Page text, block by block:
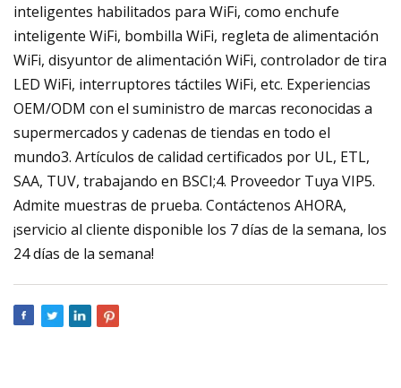
inteligentes habilitados para WiFi, como enchufe
inteligente WiFi, bombilla WiFi, regleta de alimentación
WiFi, disyuntor de alimentación WiFi, controlador de tira
LED WiFi, interruptores táctiles WiFi, etc. Experiencias
OEM/ODM con el suministro de marcas reconocidas a
supermercados y cadenas de tiendas en todo el
mundo3. Artículos de calidad certificados por UL, ETL,
SAA, TUV, trabajando en BSCI;4. Proveedor Tuya VIP5.
Admite muestras de prueba. Contáctenos AHORA,
¡servicio al cliente disponible los 7 días de la semana, los
24 días de la semana!